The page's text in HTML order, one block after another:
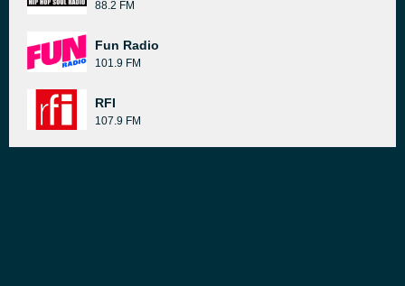
88.2 FM
Fun Radio
101.9 FM
RFI
107.9 FM